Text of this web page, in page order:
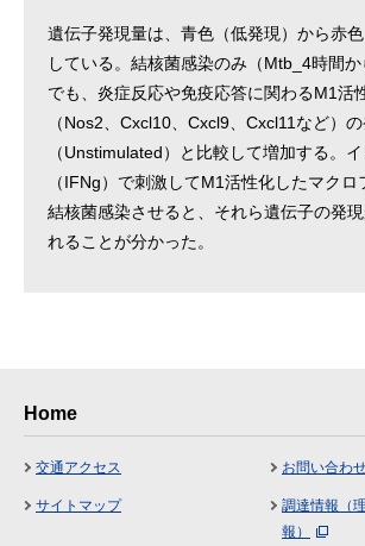
遺伝子発現量は、青色（低発現）から赤
している。結核菌感染のみ（Mtb_4時間か
でも、炎症反応や免疫応答に関わるM1活
（Nos2、Cxcl10、Cxcl9、Cxcl11など）
（Unstimulated）と比較して増加する。
（IFNg）で刺激してM1活性化したマクロ
結核菌感染させると、それら遺伝子の発
れることが分かった。
Home
交通アクセス お問い合わ
サイトマップ
調達情報（
報）